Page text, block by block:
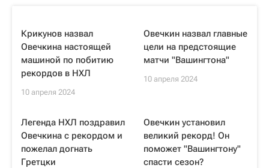
Крикунов назвал
Овечкина настоящей
машиной по побитию
рекордов в НХЛ
10 апреля 2024
Овечкин назвал главные
цели на предстоящие
матчи "Вашингтона"
10 апреля 2024
Легенда НХЛ поздравил
Овечкина с рекордом и
пожелал догнать
Гретцки
Овечкин установил
великий рекорд! Он
поможет "Вашингтону"
спасти сезон?